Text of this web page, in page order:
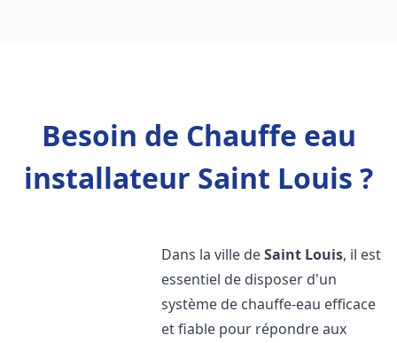
Besoin de Chauffe eau
installateur Saint Louis ?
Dans la ville deSaint Louis, il est
essentiel de disposer d'un
système de chauffe-eau efficace
et fiable pour répondre aux